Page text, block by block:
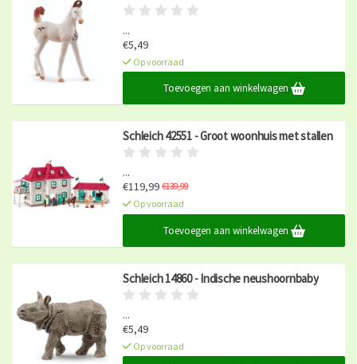
...
€5,49
Op voorraad
Toevoegen aan winkelwagen
Schleich 42551 - Groot woonhuis met stallen
...
€119,99 €139,99
Op voorraad
Toevoegen aan winkelwagen
Schleich 14860 - Indische neushoornbaby
...
€5,49
Op voorraad